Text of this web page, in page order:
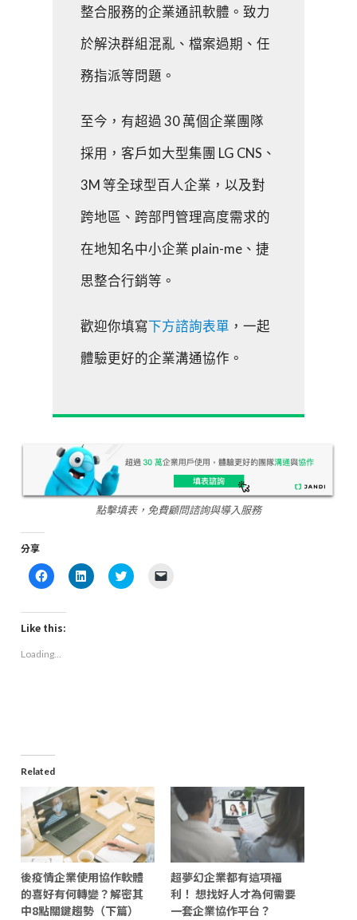
整合服務的企業通訊軟體。致力
於解決群組混亂、檔案過期、任
務指派等問題。
至今，有超過 30 萬個企業團隊
採用，客戶如大型集團 LG CNS、
3M 等全球型百人企業，以及對
跨地區、跨部門管理高度需求的
在地知名中小企業 plain-me、捷
思整合行銷等。
歡迎你填寫下方諮詢表單 ，一起
體驗更好的企業溝通協作。
點擊填表，免費顧問諮詢與導入服務
分享
Click
to
Facebook
(Opens
in
window)
Click
to
Click
to
Like this:
Loading...
Related
後疫情企業使用協作軟體
的喜好有何轉變？解密其
中8點關鍵趨勢（下篇）
超夢幻企業都有這項福
利！ 想找好人才為何需要
一套企業協作平台？